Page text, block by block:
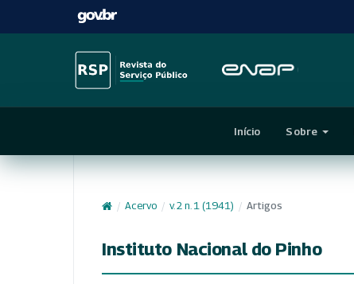
Início Sobre
/ Acervo / v. 2 n. 1 (1941) / Artigos
Instituto Nacional do Pinho